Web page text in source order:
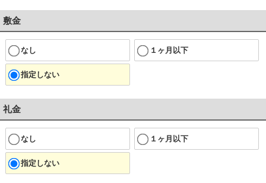
敷金
なし １ヶ月以下
指定しない
礼金
なし １ヶ月以下
指定しない